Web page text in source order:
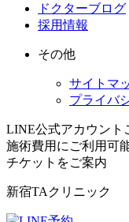
ドクターブログ
採用情報
その他
サイトマ
プライバ
LINE公式アカウント
施術費用にご利用可
チケット をご案内
新宿TAクリニック